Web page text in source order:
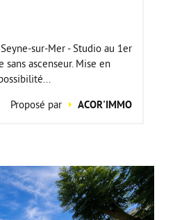
sur-Mer - Studio au 1er
ascenseur. Mise en
Proposé par
ACOR'IMMO